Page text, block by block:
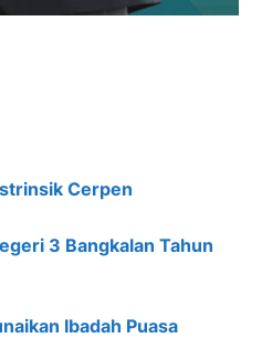
Cerpen
3 Bangkalan Tahun
Ibadah Puasa